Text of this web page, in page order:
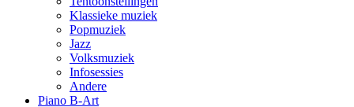
Klassieke muziek
Popmuziek
Jazz
Volksmuziek
Infosessies
Andere
Piano B-Art